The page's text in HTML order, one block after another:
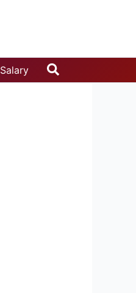
Salary Search